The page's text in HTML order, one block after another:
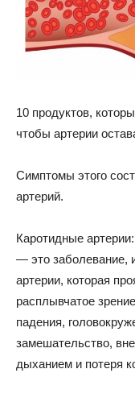
10 продуктов,
чтобы артерии
Симптомы этого
артерий.
Каротидные
— это заболевание,
артерии, которая
расплывчатое
падения,
замешательство,
дыханием и потеря